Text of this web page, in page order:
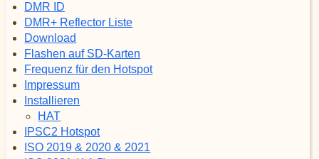
DMR ID
DMR+ Reflector Liste
Download
Flashen auf SD-Karten
Frequenz für den Hotspot
Impressum
Installieren
HAT
IPSC2 Hotspot
ISO 2019 & 2020 & 2021